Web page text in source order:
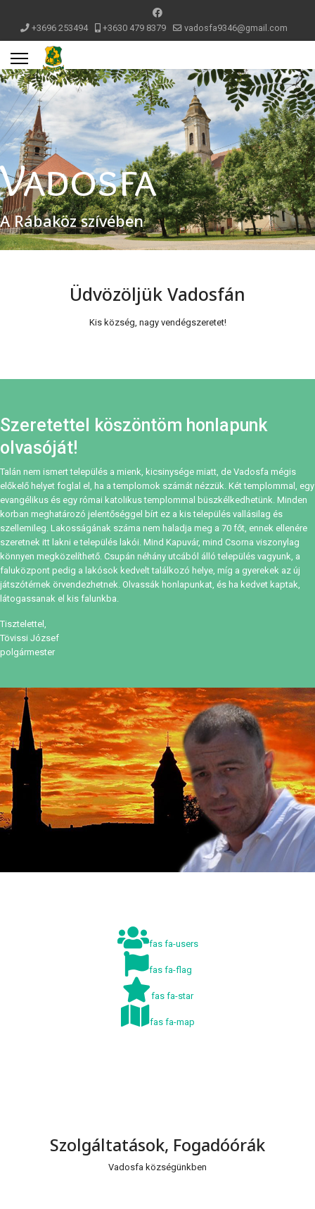
+3696 253494 +3630 479 8379 vadosfa9346@gmail.com
Vadosfa
A Rábaköz szívében
Üdvözöljük Vadosfán
Kis község, nagy vendégszeretet!
Szeretettel köszöntöm honlapunk
olvasóját!
Talán nem ismert település a mienk, kicsinysége miatt, de Vadosfa mégis
előkelő helyet foglal el, ha a templomok számát nézzük. Két templommal, egy
evangélikus és egy római katolikus templommal büszkélkedhetünk. Minden
korban meghatározó jelentőséggel bírt ez a kis település vallásilag és
szellemileg. Lakosságának száma nem haladja meg a 70 főt, ennek ellenére
szeretnek itt lakni e település lakói. Mind Kapuvár, mind Csorna viszonylag
könnyen megközelíthető. Csupán néhány utcából álló település vagyunk, a
faluközpont pedig a lakósok kedvelt találkozó helye, míg a gyerekek az új
játszótérnek örvendezhetnek. Olvassák honlapunkat, és ha kedvet kaptak,
látogassanak el kis falunkba.
Tisztelettel,
Tövissi József
polgármester
fas fa-users
fas fa-flag
fas fa-star
fas fa-map
Szolgáltatások, Fogadóórák
Vadosfa községünkben